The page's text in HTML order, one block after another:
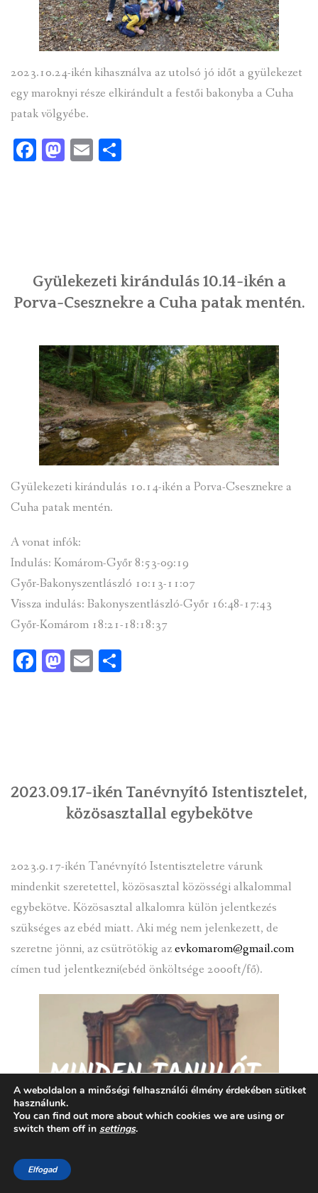
2023.10.24-ikén kihasználva az utolsó jó időt a gyülekezet
egy maroknyi része elkirándult a festői bakonyba a Cuha
patak völgyébe.
Facebook
Mastodon
Email
Gyülekezeti kirándulás 10.14-ikén a
Porva-Csesznekre a Cuha patak mentén.
Gyülekezeti kirándulás 10.14-ikén a Porva-Csesznekre a
Cuha patak mentén.
A vonat infók:
Indulás: Komárom-Győr 8:53-09:19
Győr-Bakonyszentlászló 10:13-11:07
Vissza indulás: Bakonyszentlászló-Győr 16:48-17:43
Győr-Komárom 18:21-18:18:37
Facebook
Mastodon
Email
2023.09.17-ikén Tanévnyító Istentisztelet,
közösasztallal egybekötve
2023.9.17-ikén Tanévnyító Istentiszteletre várunk
mindenkit szeretettel, közösasztal közösségi alkalommal
egybekötve. Közösasztal alkalomra külön jelentkezés
szükséges az ebéd miatt. Aki még nem jelenkezett, de
szeretne jönni, az csütrötökig azevkomarom@gmail.com
címen tud jelentkezni(ebéd önköltsége 2000ft/fő).
A weboldalon a minőségi felhasználói élmény érdekében sütiket
használunk.
You can find out more about which cookies we are using or
switch them off in settings.
Elfogad